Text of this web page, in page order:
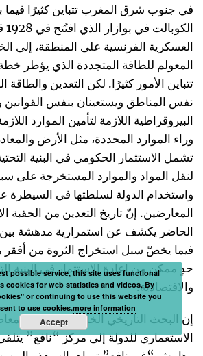
في جنوب شرق المغرب تتباين كثيرًا فيما
العسكرية الفرنسية على المنطقة، إلى
المعولم للطاقة المتجددة الذي يؤطر
تتباين الأمور كثيرًا. لكن التعدين
نفس المناطق ويستعينان بنفس القوانين
البيروقراطية اللازمة لتأمين الموارد
وراء الموارد المحددة، مثل الأرض
تشمل الاستثمار الحكومي في البنية
لنقل المواد والموارد المستخرجة على
واستخدام الدولة لسلطتها في السيطرة
المعارضين. إنّ تاريخ التعدين من الحقبة
الحاضر يكشف عن استمرارية مدهشة بين
فيما يخصّ سبل استخراج الثروة من أفقر
حدٍ ممكن من إعادة الاستثمار في البنية
والاقتصادية.
إن البحث التاريخي الخاص بالمغرب
الاستعماري للدولة إلى مركز “نافع”
possible service, this site uses functional
cookies for web statistics and videos. By
or continuing to use this website you
to use cookies.more information
Accept